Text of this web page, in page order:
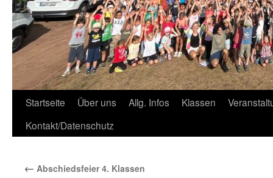
Zum
Inhalt
Startseite Über uns Allg. Infos Klassen
Kontakt/Datenschutz
← Abschiedsfeier 4. Klassen